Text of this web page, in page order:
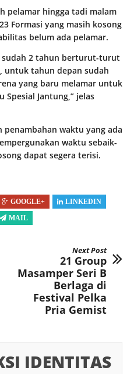
pelamar hingga tadi malam
Formasi yang masih kosong
belum ada pelamar.
sudah 2 tahun berturut-turut
untuk tahun depan sudah
yang baru melamar untuk
Spesial Jantung,” jelas
waktu yang ada
waktu sebaik-
dapat segera terisi.
GOOGLE+
LINKEDIN
MAIL
Next Post
21 Group
Masamper Seri B
Berlaga di
Festival Pelka
Pria Gemist
IDENTITAS